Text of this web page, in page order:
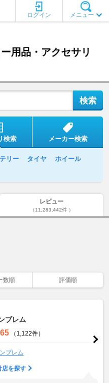
メニュー
ログイン
ー用品・アクセサリ
検索 メーカー検索
リー タイヤ
ホイール
レビュー
（11,283,442件 ）
数順 評価順
ブレム
（1,122件）
ブレム
店を探す